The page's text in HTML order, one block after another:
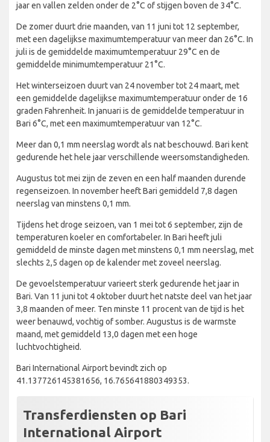
jaar en vallen zelden onder de 2°C of stijgen boven de 34°C.
De zomer duurt drie maanden, van 11 juni tot 12 september,
met een dagelijkse maximumtemperatuur van meer dan 26°C. In
juli is de gemiddelde maximumtemperatuur 29°C en de
gemiddelde minimumtemperatuur 21°C.
Het winterseizoen duurt van 24 november tot 24 maart, met
een gemiddelde dagelijkse maximumtemperatuur onder de 16
graden Fahrenheit. In januari is de gemiddelde temperatuur in
Bari 6°C, met een maximumtemperatuur van 12°C.
Meer dan 0,1 mm neerslag wordt als nat beschouwd. Bari kent
gedurende het hele jaar verschillende weersomstandigheden.
Augustus tot mei zijn de zeven en een half maanden durende
regenseizoen. In november heeft Bari gemiddeld 7,8 dagen
neerslag van minstens 0,1 mm.
Tijdens het droge seizoen, van 1 mei tot 6 september, zijn de
temperaturen koeler en comfortabeler. In Bari heeft juli
gemiddeld de minste dagen met minstens 0,1 mm neerslag, met
slechts 2,5 dagen op de kalender met zoveel neerslag.
De gevoelstemperatuur varieert sterk gedurende het jaar in
Bari. Van 11 juni tot 4 oktober duurt het natste deel van het jaar
3,8 maanden of meer. Ten minste 11 procent van de tijd is het
weer benauwd, vochtig of somber. Augustus is de warmste
maand, met gemiddeld 13,0 dagen met een hoge
luchtvochtigheid.
Bari International Airport bevindt zich op
41.137726145381656, 16.765641880349353.
Transferdiensten op Bari
International Airport